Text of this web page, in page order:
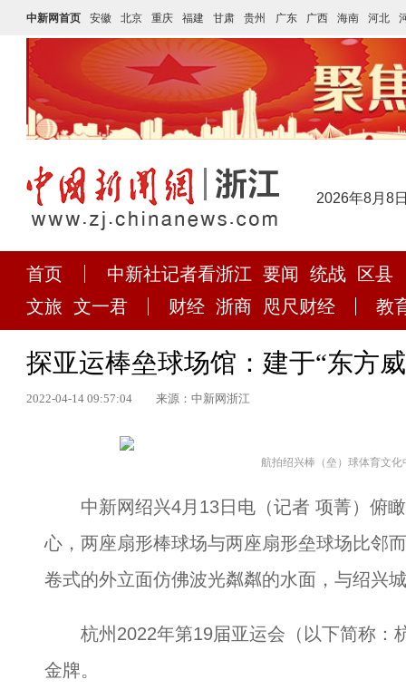
中新网首页 安徽 北京 重庆 福建 甘肃 贵州 广东 广西 海南 河北
2026年8月8
首页 中新社记者看浙江 要闻 统战
区县
文旅 文一君 财经 浙商 咫尺财经 教
探亚运棒垒球场馆：建于“东方
2022-04-14 09:57:04 来源：中新网浙江
航拍绍兴棒（垒）球体育文
中新网绍兴4月13日电（记者 项菁）俯瞰
心，两座扇形棒球场与两座扇形垒球场比邻
卷式的外立面仿佛波光粼粼的水面，与绍兴
杭州2022年第19届亚运会（以下简称：
金牌。